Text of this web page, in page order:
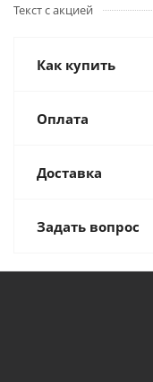
Текст с акцией
Как купить
Оплата
Доставка
Задать вопрос